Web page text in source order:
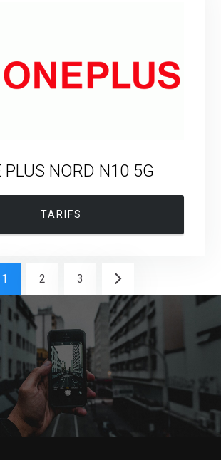
PLUS NORD N10 5G
TARIFS
1 2 3